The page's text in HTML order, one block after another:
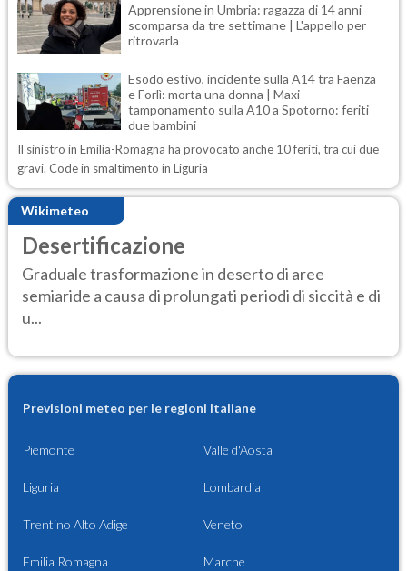
Apprensione in Umbria: ragazza di 14 anni
scomparsa da tre settimane | L'appello per
ritrovarla
Esodo estivo, incidente sulla A14 tra Faenza
e Forlì: morta una donna | Maxi
tamponamento sulla A10 a Spotorno: feriti
due bambini
Il sinistro in Emilia-Romagna ha provocato anche 10 feriti, tra cui due
gravi. Code in smaltimento in Liguria
Wikimeteo
Desertificazione
Graduale trasformazione in deserto di aree
semiaride a causa di prolungati periodi di siccità e di
u...
Previsioni meteo per le regioni italiane
Piemonte Valle d'Aosta
Liguria Lombardia
Trentino Alto Adige Veneto
Emilia Romagna Marche